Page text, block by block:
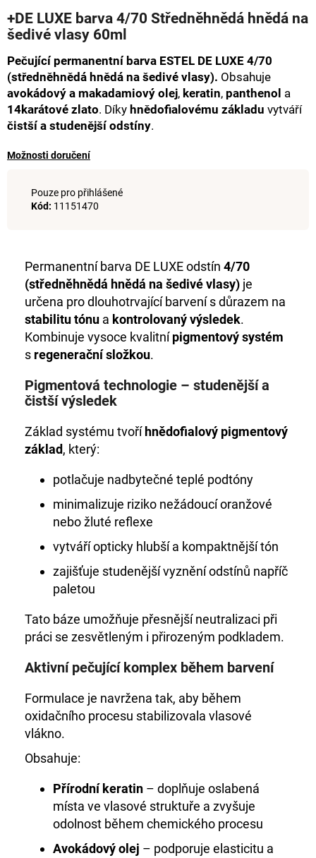
produktu
je
z
5
hvězdiček.
+DE LUXE barva 4/70 Středněhnědá hnědá na
šedivé vlasy 60ml
Pečující permanentní barva ESTEL DE LUXE 4/70
(středněhnědá hnědá na šedivé vlasy). Obsahuje
avokádový a makadamiový olej, keratin, panthenol a
14karátové zlato. Díky hnědofialovému základu vytváří
čistší a studenější odstíny.
Možnosti doručení
Pouze pro přihlášené
Kód: 11151470
Permanentní barva DE LUXE odstín 4/70
(středněhnědá hnědá na šedivé vlasy) je
určena pro dlouhotrvající barvení s důrazem na
stabilitu tónu a kontrolovaný výsledek.
Kombinuje vysoce kvalitnípigmentový systém
s regenerační složkou.
Pigmentová technologie – studenější a
čistší výsledek
Základ systému tvoří hnědofialový pigmentový
základ, který:
potlačuje nadbytečné teplé podtóny
minimalizuje riziko nežádoucí oranžové
nebo žluté reflexe
vytváří opticky hlubší a kompaktnější tón
zajišťuje studenější vyznění odstínů napříč
paletou
Tato báze umožňuje přesnější neutralizaci při
práci se zesvětleným i přirozeným podkladem.
Aktivní pečující komplex během barvení
Formulace je navržena tak, aby během
oxidačního procesu stabilizovala vlasové
vlákno.
Obsahuje:
Přírodní keratin – doplňuje oslabená
místa ve vlasové struktuře a zvyšuje
odolnost během chemického procesu
Avokádový olej – podporuje elasticitu a
a
j
í
t
?
m
HC
LUXURY
DVOUFÁZOVÝ-
PEČUJÍCÍ